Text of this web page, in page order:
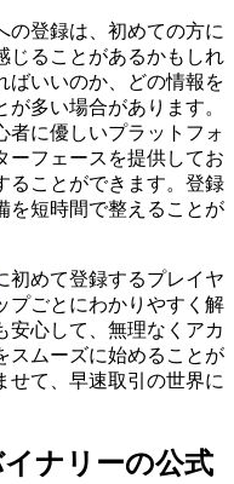
の登録は、初めての方に
じることがあるかもしれ
ばいいのか、どの情報を
多い場合があります。
者に優しいプラットフォ
ーフェースを提供してお
ることができます。登録
を短時間で整えることが
初めて登録するプレイヤ
プごとにわかりやすく解
安心して、無理なくアカ
スムーズに始めることが
せて、早速取引の世界に
ナリーの公式